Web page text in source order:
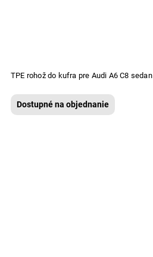
TPE rohož do kufra pre Audi A6 C8 sedan
Dostupné na objednanie